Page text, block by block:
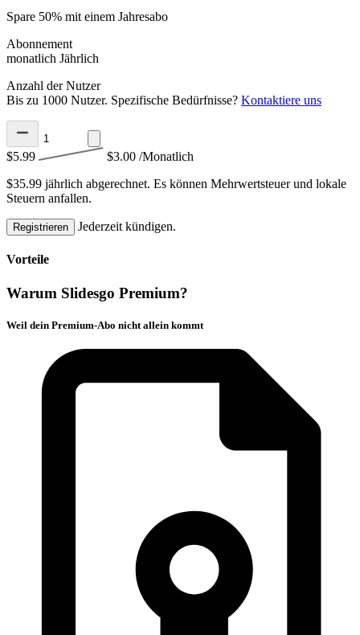
Spare 50% mit einem Jahresabo
Abonnement
monatlich Jährlich
Anzahl der Nutzer
Bis zu 1000 Nutzer. Spezifische Bedürfnisse? Kontaktiere uns
$5.99 $3.00 /Monatlich
$35.99 jährlich abgerechnet. Es können Mehrwertsteuer und lokale
Steuern anfallen.
Registrieren Jederzeit kündigen.
Vorteile
Warum Slidesgo Premium?
Weil dein Premium-Abo nicht allein kommt